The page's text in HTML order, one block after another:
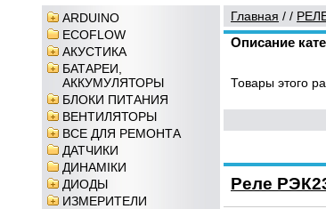
ARDUINO
ECOFLOW
АКУСТИКА
БАТАРЕИ,
АККУМУЛЯТОРЫ
БЛОКИ ПИТАНИЯ
ВЕНТИЛЯТОРЫ
ВСЕ ДЛЯ РЕМОНТА
ДАТЧИКИ
ДИНАМІКИ
ДИОДЫ
ИЗМЕРИТЕЛИ
Главная / /
Описание
Товары этого
Реле